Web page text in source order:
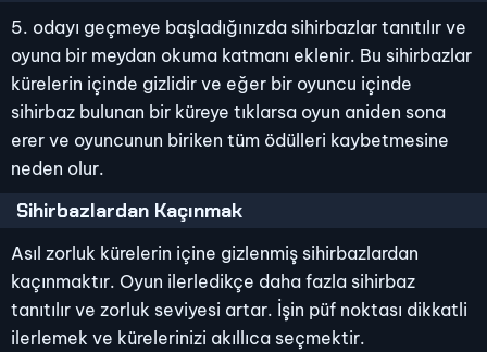
5. odayı geçmeye başladığınızda sihirbazlar tanıtılır ve
oyuna bir meydan okuma katmanı eklenir. Bu sihirbazlar
kürelerin içinde gizlidir ve eğer bir oyuncu içinde
sihirbaz bulunan bir küreye tıklarsa oyun aniden sona
erer ve oyuncunun biriken tüm ödülleri kaybetmesine
neden olur.
Sihirbazlardan Kaçınmak
Asıl zorluk kürelerin içine gizlenmiş sihirbazlardan
kaçınmaktır. Oyun ilerledikçe daha fazla sihirbaz
tanıtılır ve zorluk seviyesi artar. İşin püf noktası dikkatli
ilerlemek ve kürelerinizi akıllıca seçmektir.